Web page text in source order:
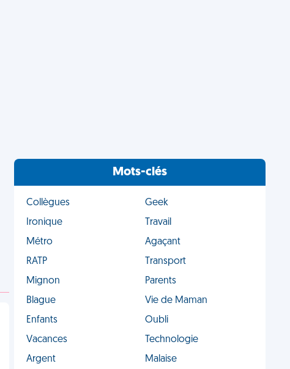
Mots-clés
Collègues
Geek
Ironique
Travail
Métro
Agaçant
RATP
Transport
Mignon
Parents
Blague
Vie de Maman
Enfants
Oubli
Vacances
Technologie
Argent
Malaise